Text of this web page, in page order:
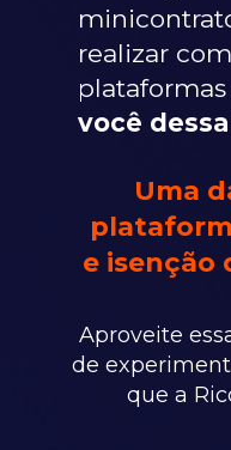
realizar
você
Uma
e isenção
Aproveite
de
que a